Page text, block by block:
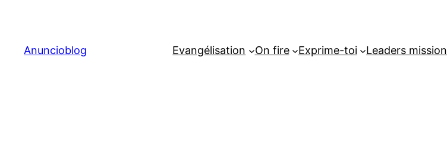
contenu
Anuncioblog Evangélisation On fire Exprime-toi Leaders mission